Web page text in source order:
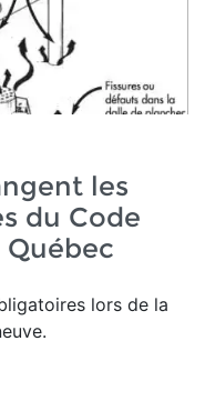
les
du Code
lors de la